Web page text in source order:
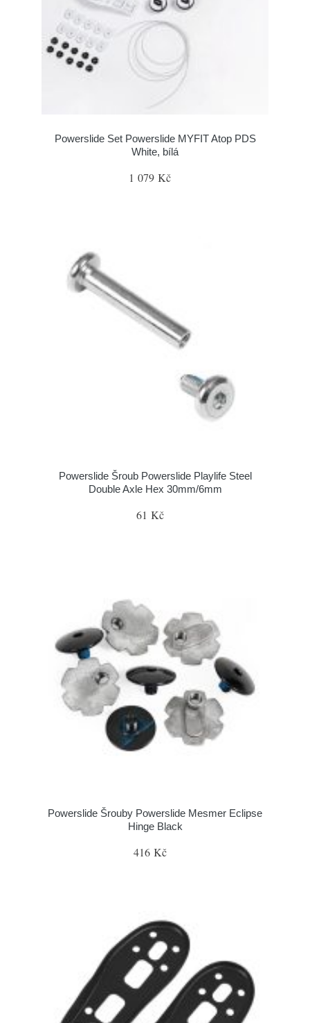
Powerslide Set Powerslide MYFIT Atop PDS
White, bílá
1 079 Kč
Powerslide Šroub Powerslide Playlife Steel
Double Axle Hex 30mm/6mm
61 Kč
Powerslide Šrouby Powerslide Mesmer Eclipse
Hinge Black
416 Kč